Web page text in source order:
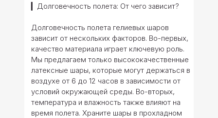
▎Долговечность полета: От чего зависит?
Долговечность полета гелиевых шаров
зависит от нескольких факторов. Во-первых,
качество материала играет ключевую роль.
Мы предлагаем только высококачественные
латексные шары, которые могут держаться в
воздухе от 6 до 12 часов в зависимости от
условий окружающей среды. Во-вторых,
температура и влажность также влияют на
время полета. Храните шары в прохладном